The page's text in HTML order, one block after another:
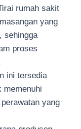
rumah sakit
yang
sehingga
proses
ini tersedia
memenuhi
yang